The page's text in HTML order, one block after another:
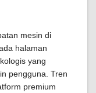
mesin di
halaman
yang
pengguna. Tren
premium